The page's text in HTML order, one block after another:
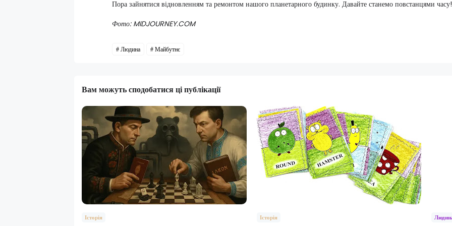
Пора зайнятися відновленням та ремонтом нашого планетарного будинку. Давайте станемо повстанцями часу!
Фото: MIDJOURNEY.COM
Людина Майбутнє
Вам можуть сподобатися ці публікації
Історія Історія